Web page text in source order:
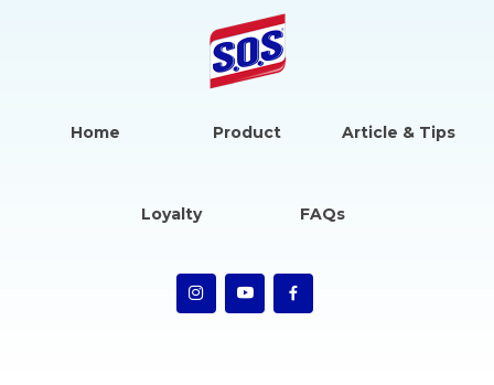
Home Product Article & Tips
Loyalty FAQs